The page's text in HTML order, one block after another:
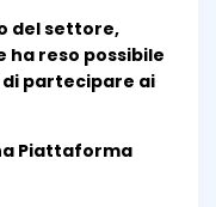
del settore,
ha reso possibile
partecipare ai
Piattaforma